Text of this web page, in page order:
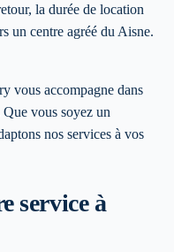
la durée de location
un centre agréé du Aisne.
vous accompagne dans
vous soyez un
nos services à vos
service à